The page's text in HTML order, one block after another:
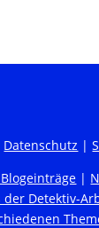
Datenschutz |
|
der Detektiv-